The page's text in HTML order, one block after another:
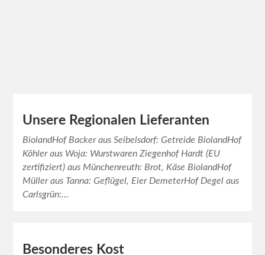
Unsere Regionalen Lieferanten
BiolandHof Backer aus Seibelsdorf: Getreide BiolandHof
Köhler aus Woja: Wurstwaren Ziegenhof Hardt (EU
zertifiziert) aus Münchenreuth: Brot, Käse BiolandHof
Müller aus Tanna: Geflügel, Eier DemeterHof Degel aus
Carlsgrün:…
Besonderes Kost